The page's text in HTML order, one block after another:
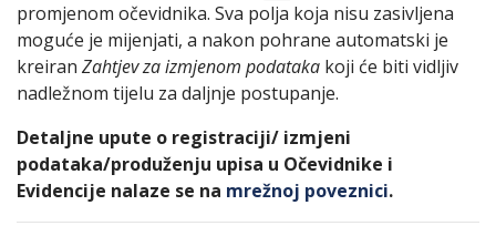
promjenom očevidnika. Sva polja koja nisu zasivljena
moguće je mijenjati, a nakon pohrane automatski je
kreiran Zahtjev za izmjenom podataka koji će biti vidljiv
nadležnom tijelu za daljnje postupanje.
Detaljne upute o registraciji/ izmjeni
podataka/produženju upisa u Očevidnike i
Evidencije nalaze se na mrežnoj poveznici.